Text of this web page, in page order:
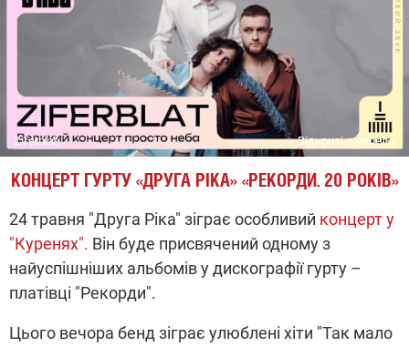
Ziferblat Відкриті джерела
КОНЦЕРТ ГУРТУ «ДРУГА РІКА» «РЕКОРДИ. 20 РОКІВ»
24 травня "Друга Ріка" зіграє особливий концерт у
"Куренях". Він буде присвячений одному з
найуспішніших альбомів у дискографії гурту –
платівці "Рекорди".
Цього вечора бенд зіграє улюблені хіти "Так мало